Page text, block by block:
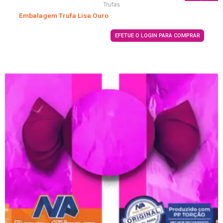
Trufas
Embalagem Trufa Lisa Ouro
EFETUE O LOGIN PARA COMPRAR